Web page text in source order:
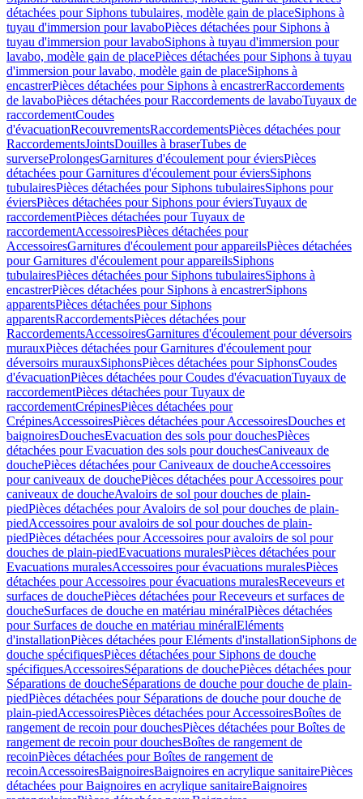
détachées pour Siphons tubulaires, modèle gain de placeSiphons à
tuyau d'immersion pour lavaboPièces détachées pour Siphons à
tuyau d'immersion pour lavaboSiphons à tuyau d'immersion pour
lavabo, modèle gain de placePièces détachées pour Siphons à tuyau
d'immersion pour lavabo, modèle gain de placeSiphons à
encastrerPièces détachées pour Siphons à encastrerRaccordements
de lavaboPièces détachées pour Raccordements de lavaboTuyaux de
raccordementCoudes
d'évacuationRecouvrementsRaccordementsPièces détachées pour
RaccordementsJointsDouilles à braserTubes de
surverseProlongesGarnitures d'écoulement pour éviersPièces
détachées pour Garnitures d'écoulement pour éviersSiphons
tubulairesPièces détachées pour Siphons tubulairesSiphons pour
éviersPièces détachées pour Siphons pour éviersTuyaux de
raccordementPièces détachées pour Tuyaux de
raccordementAccessoiresPièces détachées pour
AccessoiresGarnitures d'écoulement pour appareilsPièces détachées
pour Garnitures d'écoulement pour appareilsSiphons
tubulairesPièces détachées pour Siphons tubulairesSiphons à
encastrerPièces détachées pour Siphons à encastrerSiphons
apparentsPièces détachées pour Siphons
apparentsRaccordementsPièces détachées pour
RaccordementsAccessoiresGarnitures d'écoulement pour déversoirs
murauxPièces détachées pour Garnitures d'écoulement pour
déversoirs murauxSiphonsPièces détachées pour SiphonsCoudes
d'évacuationPièces détachées pour Coudes d'évacuationTuyaux de
raccordementPièces détachées pour Tuyaux de
raccordementCrépinesPièces détachées pour
CrépinesAccessoiresPièces détachées pour AccessoiresDouches et
baignoiresDouchesEvacuation des sols pour douchesPièces
détachées pour Evacuation des sols pour douchesCaniveaux de
douchePièces détachées pour Caniveaux de doucheAccessoires
pour caniveaux de douchePièces détachées pour Accessoires pour
caniveaux de doucheAvaloirs de sol pour douches de plain-
piedPièces détachées pour Avaloirs de sol pour douches de plain-
piedAccessoires pour avaloirs de sol pour douches de plain-
piedPièces détachées pour Accessoires pour avaloirs de sol pour
douches de plain-piedEvacuations muralesPièces détachées pour
Evacuations muralesAccessoires pour évacuations muralesPièces
détachées pour Accessoires pour évacuations muralesReceveurs et
surfaces de douchePièces détachées pour Receveurs et surfaces de
doucheSurfaces de douche en matériau minéralPièces détachées
pour Surfaces de douche en matériau minéralEléments
d'installationPièces détachées pour Eléments d'installationSiphons de
douche spécifiquesPièces détachées pour Siphons de douche
spécifiquesAccessoiresSéparations de douchePièces détachées pour
Séparations de doucheSéparations de douche pour douche de plain-
piedPièces détachées pour Séparations de douche pour douche de
plain-piedAccessoiresPièces détachées pour AccessoiresBoîtes de
rangement de recoin pour douchesPièces détachées pour Boîtes de
rangement de recoin pour douchesBoîtes de rangement de
recoinPièces détachées pour Boîtes de rangement de
recoinAccessoiresBaignoiresBaignoires en acrylique sanitairePièces
détachées pour Baignoires en acrylique sanitaireBaignoires